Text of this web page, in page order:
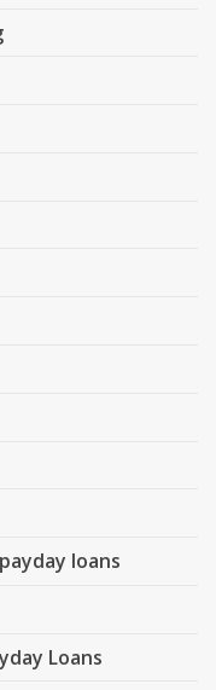
loans
Loans